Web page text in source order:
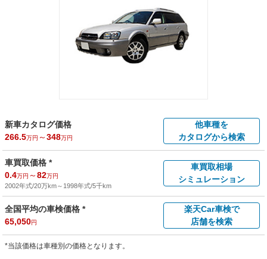
新車カタログ価格
266.5万円 ～348万円
他車種を
カタログから検索
車買取価格 *
0.4万円 ～82万円
2002年式/20万km～ 1998年式/5千km
車買取相場
シミュレーション
全国平均の車検価格 *
65,050円
楽天Car車検で
店舗を検索
*当該価格は車種別の価格となります。